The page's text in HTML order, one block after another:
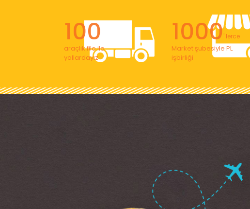
100
araçlık filo ile
yollardayız
1000' lerce
Market şubesiyle PL
işbirliği